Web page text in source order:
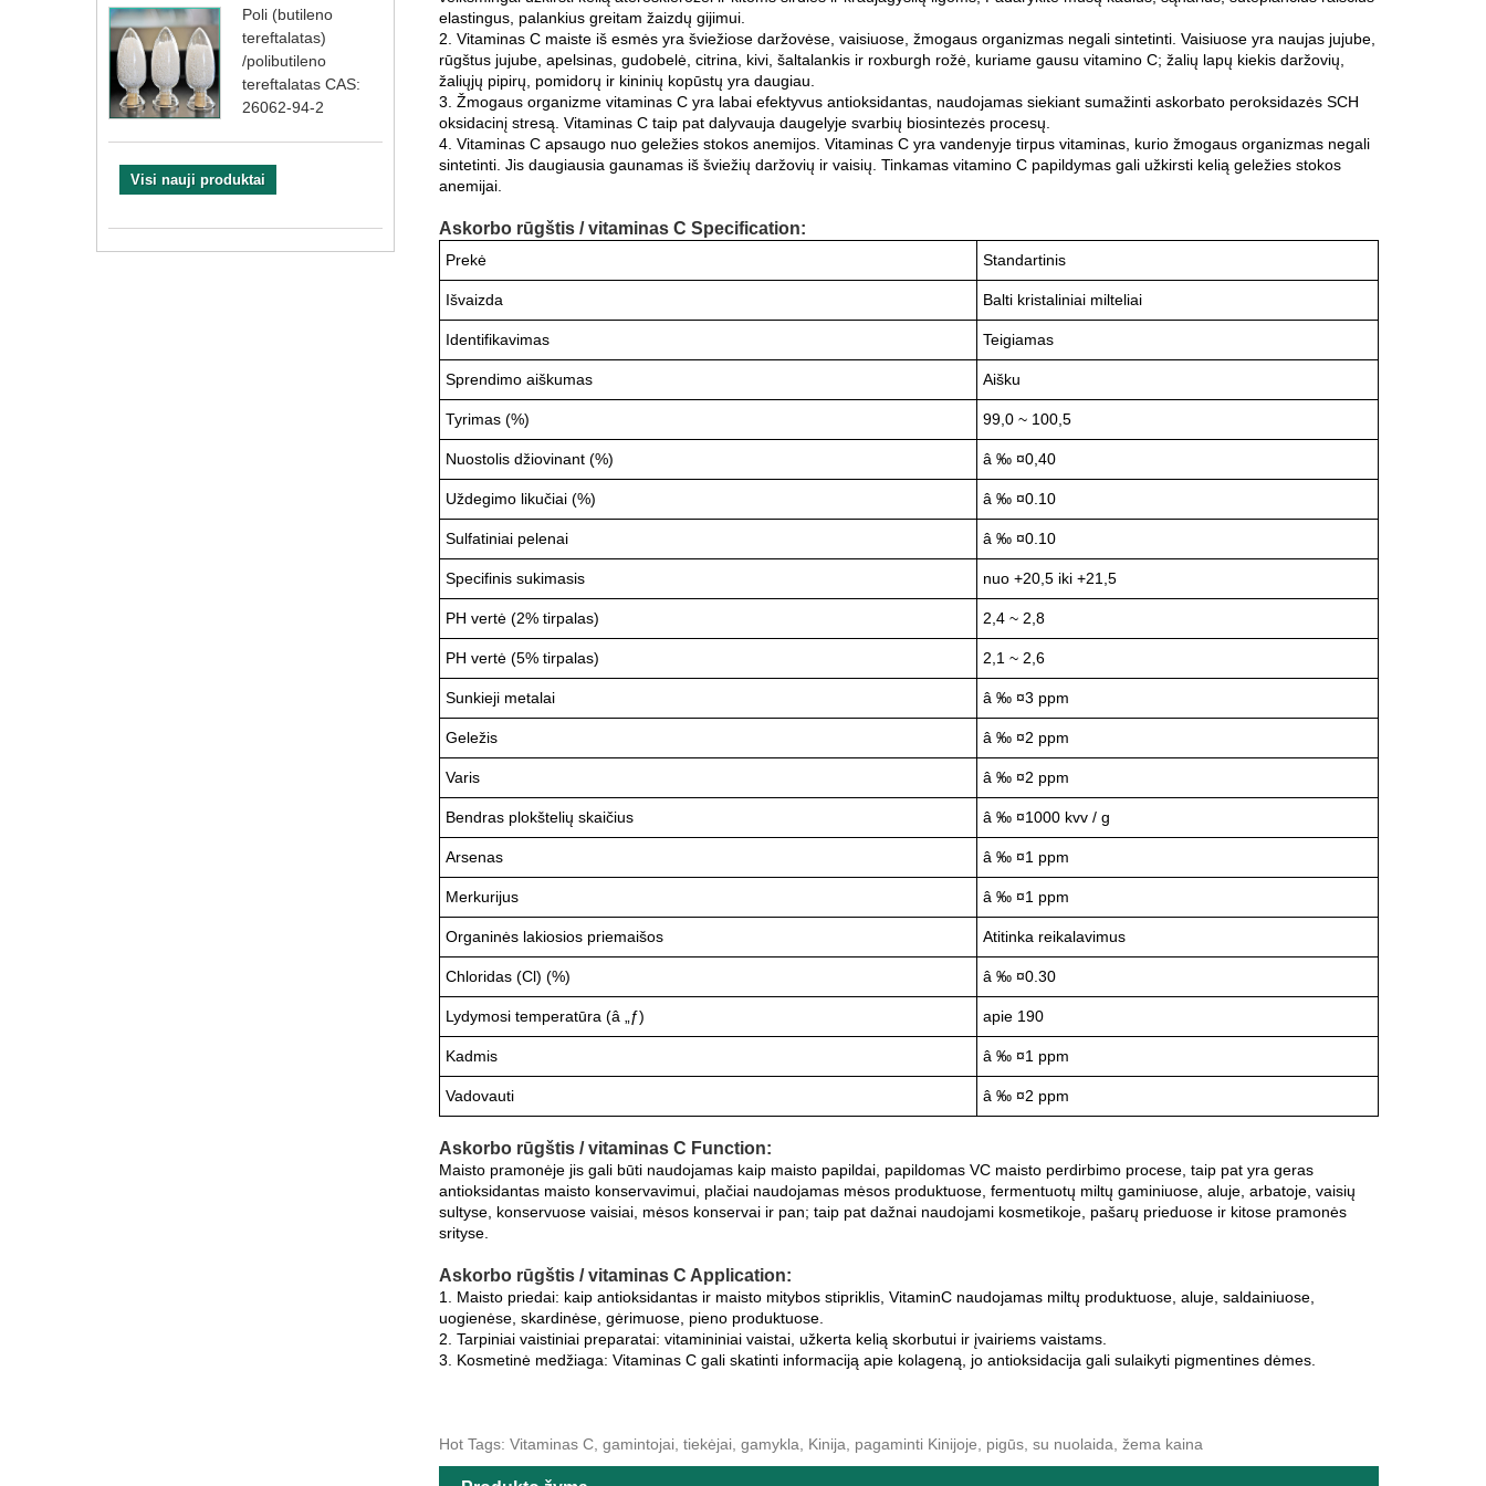
Poli (butileno
tereftalatas)
/polibutileno
tereftalatas CAS:
26062-94-2
Visi nauji produktai
elastingus, palankius greitam žaizdų gijimui.
2. Vitaminas C maiste iš esmės yra šviežiose daržovėse, vaisiuose, žmogaus organizmas negali sintetinti. Vaisiuose yra naujas jujube,
rūgštus jujube, apelsinas, gudobelė, citrina, kivi, šaltalankis ir roxburgh rožė, kuriame gausu vitamino C; žalių lapų kiekis daržovių,
žaliųjų pipirų, pomidorų ir kininių kopūstų yra daugiau.
3. Žmogaus organizme vitaminas C yra labai efektyvus antioksidantas, naudojamas siekiant sumažinti askorbato peroksidazės SCH
oksidacinį stresą. Vitaminas C taip pat dalyvauja daugelyje svarbių biosintezės procesų.
4. Vitaminas C apsaugo nuo geležies stokos anemijos. Vitaminas C yra vandenyje tirpus vitaminas, kurio žmogaus organizmas negali
sintetinti. Jis daugiausia gaunamas iš šviežių daržovių ir vaisių. Tinkamas vitamino C papildymas gali užkirsti kelią geležies stokos
anemijai.
Askorbo rūgštis / vitaminas C Specification:
Prekė Standartinis
Išvaizda Balti kristaliniai milteliai
Identifikavimas Teigiamas
Sprendimo aiškumas Aišku
Tyrimas (%) 99,0 ~ 100,5
Nuostolis džiovinant (%) â ‰ ¤0,40
Uždegimo likučiai (%) â ‰ ¤0.10
Sulfatiniai pelenai â ‰ ¤0.10
Specifinis sukimasis nuo +20,5 iki +21,5
PH vertė (2% tirpalas) 2,4 ~ 2,8
PH vertė (5% tirpalas) 2,1 ~ 2,6
Sunkieji metalai â ‰ ¤3 ppm
Geležis â ‰ ¤2 ppm
Varis â ‰ ¤2 ppm
Bendras plokštelių skaičius â ‰ ¤1000 kvv / g
Arsenas â ‰ ¤1 ppm
Merkurijus â ‰ ¤1 ppm
Organinės lakiosios priemaišos Atitinka reikalavimus
Chloridas (Cl) (%) â ‰ ¤0.30
Lydymosi temperatūra (â „ƒ) apie 190
Kadmis â ‰ ¤1 ppm
Vadovauti â ‰ ¤2 ppm
Askorbo rūgštis / vitaminas C Function:
Maisto pramonėje jis gali būti naudojamas kaip maisto papildai, papildomas VC maisto perdirbimo procese, taip pat yra geras
antioksidantas maisto konservavimui, plačiai naudojamas mėsos produktuose, fermentuotų miltų gaminiuose, aluje, arbatoje, vaisių
sultyse, konservuose vaisiai, mėsos konservai ir pan; taip pat dažnai naudojami kosmetikoje, pašarų prieduose ir kitose pramonės
srityse.
Askorbo rūgštis / vitaminas C Application:
1. Maisto priedai: kaip antioksidantas ir maisto mitybos stipriklis, VitaminC naudojamas miltų produktuose, aluje, saldainiuose,
uogienėse, skardinėse, gėrimuose, pieno produktuose.
2. Tarpiniai vaistiniai preparatai: vitamininiai vaistai, užkerta kelią skorbutui ir įvairiems vaistams.
3. Kosmetinė medžiaga: Vitaminas C gali skatinti informaciją apie kolageną, jo antioksidacija gali sulaikyti pigmentines dėmes.
Hot Tags: Vitaminas C, gamintojai, tiekėjai, gamykla, Kinija, pagaminti Kinijoje, pigūs, su nuolaida, žema kaina